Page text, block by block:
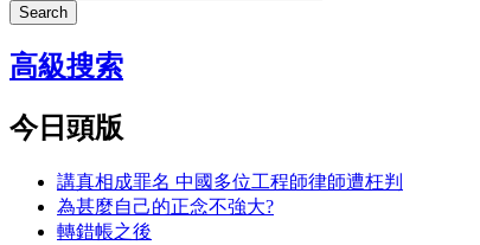
Search
高級搜索
今日頭版
講真相成罪名 中國多位工程師律師遭枉判
為甚麼自己的正念不強大?
轉錯帳之後